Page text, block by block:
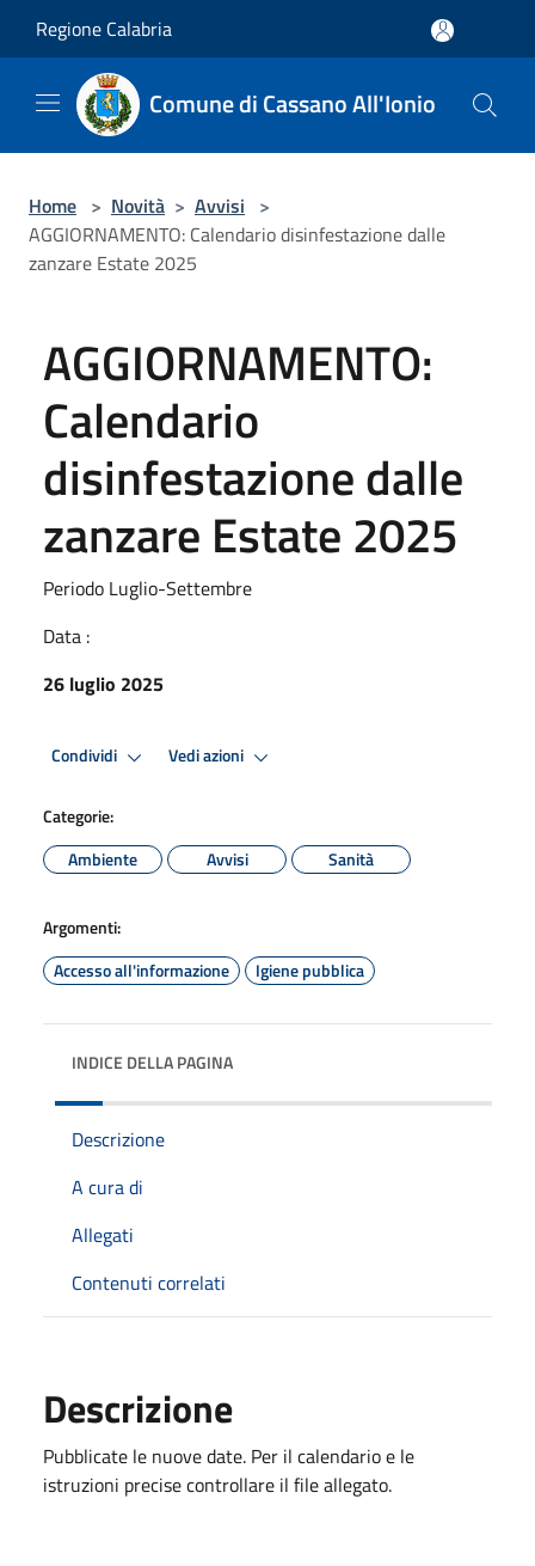
Regione Calabria
Comune di Cassano All'Ionio
Home > Novità > Avvisi >
AGGIORNAMENTO: Calendario disinfestazione dalle
zanzare Estate 2025
AGGIORNAMENTO:
Calendario
disinfestazione dalle
zanzare Estate 2025
Periodo Luglio-Settembre
Data :
26 luglio 2025
Condividi Vedi azioni
Categorie:
Ambiente
Avvisi Sanità
Argomenti:
Accesso all'informazione
Igiene pubblica
INDICE DELLA PAGINA
Descrizione
A cura di
Allegati
Contenuti correlati
Descrizione
Pubblicate le nuove date. Per il calendario e le
istruzioni precise controllare il file allegato.